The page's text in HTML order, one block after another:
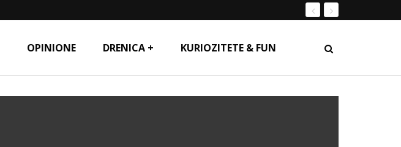
OPINIONE DRENICA + KURIOZITETE & FUN